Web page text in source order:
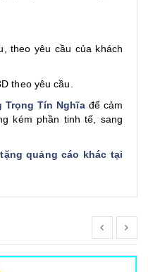
theo yêu cầu của khách
theo yêu cầu.
Trọng Tín Nghĩađể cảm
kém phần tinh tế, sang
quảng cáo khác tại